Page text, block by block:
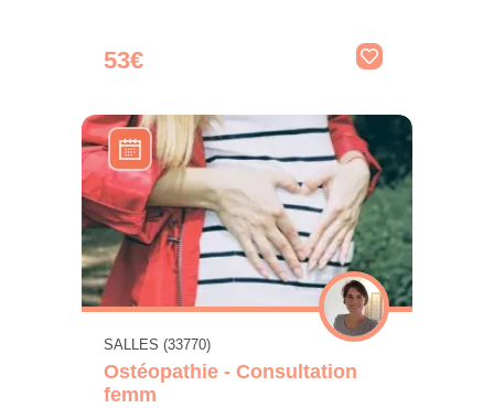
53€
SALLES (33770)
Ostéopathie - Consultation
femm